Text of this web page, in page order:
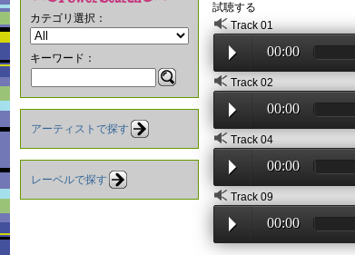
カテゴリ選択：
キーワード：
アーティストで探す
レーベルで探す
試聴する
Track 01
00:00
Track 02
00:00
Track 04
00:00
Track 09
00:00